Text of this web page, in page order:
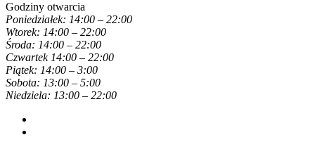
Godziny otwarcia
Poniedziałek: 14:00 – 22:00
Wtorek: 14:00 – 22:00
Środa: 14:00 – 22:00
Czwartek 14:00 – 22:00
Piątek: 14:00 – 3:00
Sobota: 13:00 – 5:00
Niedziela: 13:00 – 22:00